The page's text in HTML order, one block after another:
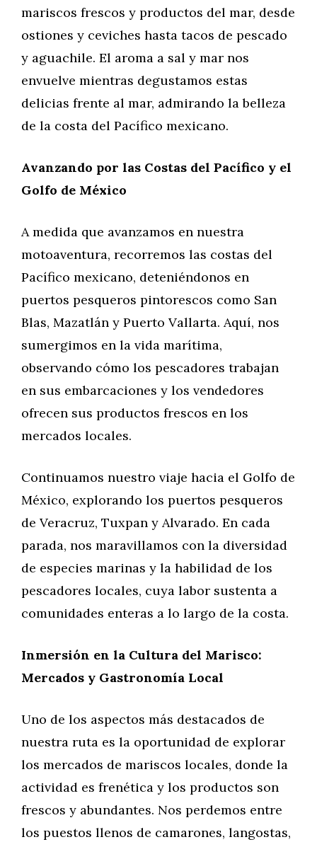
mariscos frescos y productos del mar, desde
ostiones y ceviches hasta tacos de pescado
y aguachile. El aroma a sal y mar nos
envuelve mientras degustamos estas
delicias frente al mar, admirando la belleza
de la costa del Pacífico mexicano.
Avanzando por las Costas del Pacífico y el
Golfo de México
A medida que avanzamos en nuestra
motoaventura, recorremos las costas del
Pacífico mexicano, deteniéndonos en
puertos pesqueros pintorescos como San
Blas, Mazatlán y Puerto Vallarta. Aquí, nos
sumergimos en la vida marítima,
observando cómo los pescadores trabajan
en sus embarcaciones y los vendedores
ofrecen sus productos frescos en los
mercados locales.
Continuamos nuestro viaje hacia el Golfo de
México, explorando los puertos pesqueros
de Veracruz, Tuxpan y Alvarado. En cada
parada, nos maravillamos con la diversidad
de especies marinas y la habilidad de los
pescadores locales, cuya labor sustenta a
comunidades enteras a lo largo de la costa.
Inmersión en la Cultura del Marisco:
Mercados y Gastronomía Local
Uno de los aspectos más destacados de
nuestra ruta es la oportunidad de explorar
los mercados de mariscos locales, donde la
actividad es frenética y los productos son
frescos y abundantes. Nos perdemos entre
los puestos llenos de camarones, langostas,